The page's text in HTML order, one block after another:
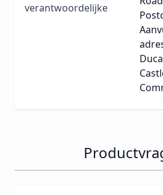
verantwoordelijke